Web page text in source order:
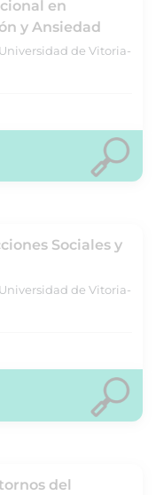
en
y Ansiedad
de Vitoria-
Sociales y
de Vitoria-
del